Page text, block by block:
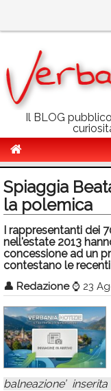
Il BLOG
Politica
Sport
Eventi
Calendario
Annunci
Spiaggia
la polemica
I rappresentanti dei
nell'estate 2013
concessione ad un
contestano le
👤 Redazione ⌚ 23
balneazione’